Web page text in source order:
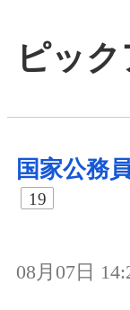
ピッ
国家公務
19
08月07日